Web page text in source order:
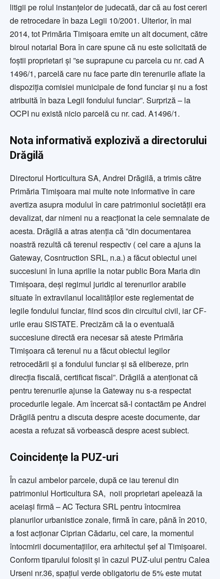
litigii pe rolul instanțelor de judecată, dar că au fost cereri
de retrocedare în baza Legii 10/2001. Ulterior, în mai
2014, tot Primăria Timișoara emite un alt document, către
biroul notarial Bora în care spune că nu este solicitată de
foștii proprietari și ”se suprapune cu parcela cu nr. cad A
1496/1, parcelă care nu face parte din terenurile aflate la
dispoziția comisiei municipale de fond funciar și nu a fost
atribuită în baza Legii fondului funciar”. Surpriză – la
OCPI nu există nicio parcelă cu nr. cad. A1496/1.
Nota informativă explozivă a directorului
Drăgilă
Directorul Horticultura SA, Andrei Drăgilă, a trimis către
Primăria Timișoara mai multe note informative în care
avertiza asupra modului în care patrimoniul societății era
devalizat, dar nimeni nu a reacționat la cele semnalate de
acesta. Drăgilă a atras atenția că ”din documentarea
noastră rezultă că terenul respectiv ( cel care a ajuns la
Gateway, Cosntruction SRL, n.a.) a făcut obiectul unei
succesiuni în luna aprilie la notar public Bora Maria din
Timișoara, deși regimul juridic al terenurilor arabile
situate în extravilanul localităților este reglementat de
legile fondului funciar, fiind scos din circuitul civil, iar CF-
urile erau SISTATE. Precizăm că la o eventuală
succesiune directă era necesar să ateste Primăria
Timișoara că terenul nu a făcut obiectul legilor
retrocedării și a fondului funciar și să elibereze, prin
direcția fiscală, certificat fiscal”. Drăgilă a atenționat că
pentru terenurile ajunse la Gateway nu s-a respectat
procedurile legale. Am încercat să-l contactăm pe Andrei
Drăgilă pentru a discuta despre aceste documente, dar
acesta a refuzat să vorbească despre acest subiect.
Coincidențe la PUZ-uri
În cazul ambelor parcele, după ce iau terenul din
patrimoniul Horticultura SA, noii proprietari apelează la
aceiași firmă – AC Tectura SRL pentru întocmirea
planurilor urbanistice zonale, firmă în care, până în 2010,
a fost acționar Ciprian Cădariu, cel care, la momentul
întocmirii documentațiilor, era arhitectul șef al Timișoarei.
Conform tiparului folosit și în cazul PUZ-ului pentru Calea
Urseni nr.36, spațiul verde obligatoriu de 5% este mutat